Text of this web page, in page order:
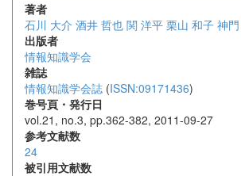
著者
石川 大介 酒井 哲也 関 洋平 栗山 和子 神
出版者
情報知識学会
雑誌
情報知識学会誌 (ISSN:09171436)
巻号頁・発行日
vol.21, no.3, pp.362-382, 2011-09-27
参考文献数
24
被引用文献数